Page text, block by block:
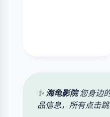
✨海龟影院您身边
品信息，所有点击